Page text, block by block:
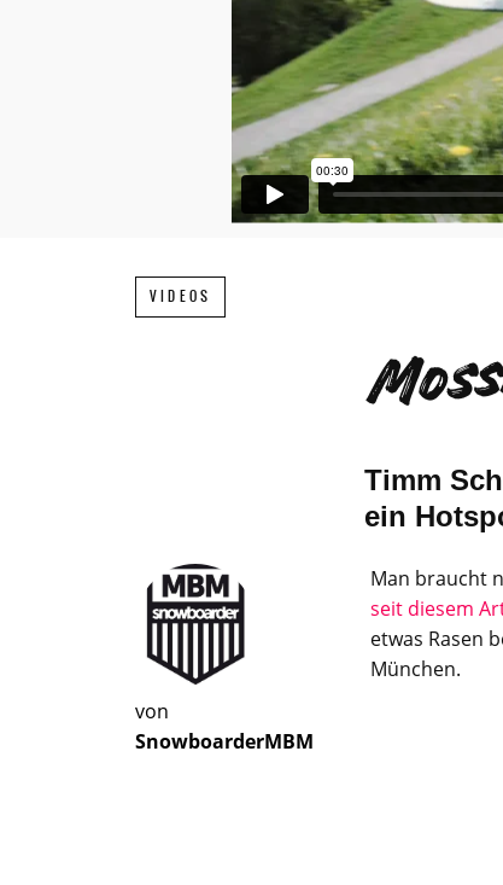
VIDEOS
Timm
ein
von
SnowboarderMBM
Man braucht
seit diesem
etwas Rasen
München.